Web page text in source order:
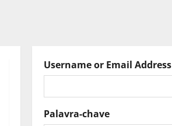
Username or Email Address
Palavra-chave